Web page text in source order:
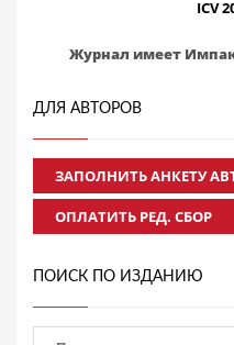
ICV
Журнал имеет
ДЛЯ АВТОРОВ
ЗАПОЛНИТЬ АНКЕТУ
ОПЛАТИТЬ РЕД. СБОР
ПОИСК ПО ИЗДАНИЮ